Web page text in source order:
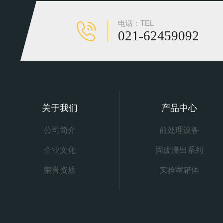
电话：TEL
021-62459092
关于我们
公司简介
企业文化
荣誉资质
产品中心
前处理设备
固废浸出系列
实验室箱体